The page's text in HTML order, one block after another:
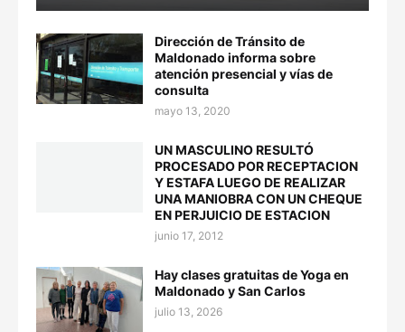
Dirección de Tránsito de
Maldonado informa sobre
atención presencial y vías de
consulta
mayo 13, 2020
UN MASCULINO RESULTÓ
PROCESADO POR RECEPTACION
Y ESTAFA LUEGO DE REALIZAR
UNA MANIOBRA CON UN CHEQUE
EN PERJUICIO DE ESTACION
junio 17, 2012
Hay clases gratuitas de Yoga en
Maldonado y San Carlos
julio 13, 2026